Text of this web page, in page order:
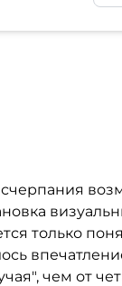
только
чем от